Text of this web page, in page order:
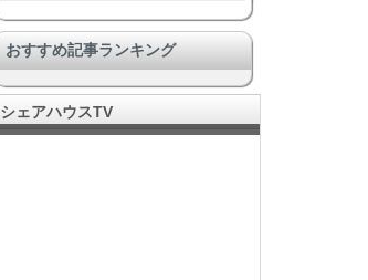
リゾート気分
SOHOあり、仕事とつながる
ペットと暮らす
おすすめ記事ランキング
シェアハウスTV